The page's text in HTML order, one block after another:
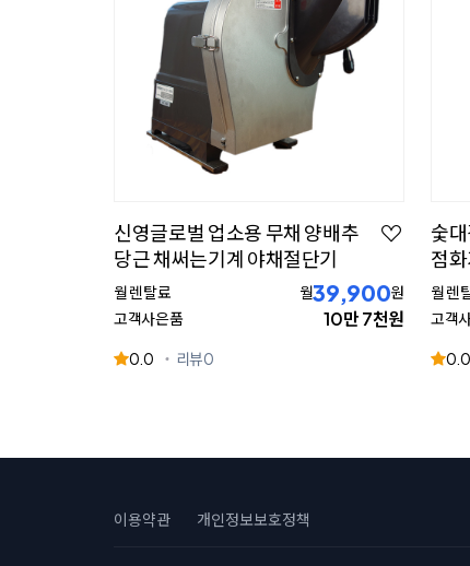
신영글로벌 업소용 무채 양배추
당근 채써는기계 야채절단기
월 렌탈료 월39,900원
고객사은품
10만 7천원
0.0 리뷰0
숯
점
월 렌
고객
0.0
이용약관 개인정보보호정책